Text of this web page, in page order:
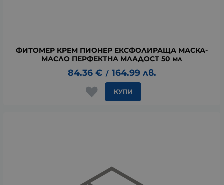
ФИТОМЕР КРЕМ ПИОНЕР ЕКСФОЛИРАЩА МАСКА-
МАСЛО ПЕРФЕКТНА МЛАДОСТ 50 мл
84.36 € / 164.99 лв.
КУПИ